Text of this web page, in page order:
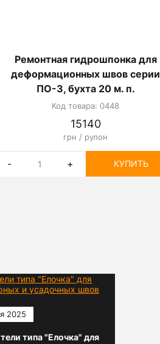
Ремонтная гидрошпонка для
деформационных швов серии
ПО-3, бухта 20 м. п.
Код товара: 0448
15140
грн / рулон
- + КУПИТЬ
2025
типа "Елочка" для